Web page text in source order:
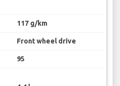
117 g/km
Front wheel drive
95